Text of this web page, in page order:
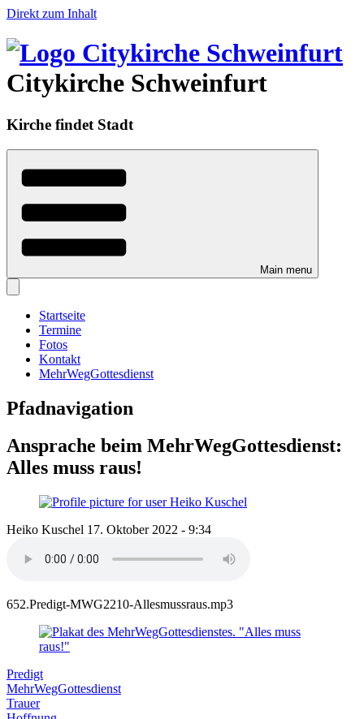
Direkt zum Inhalt
Citykirche Schweinfurt
Kirche findet Stadt
Main menu
Startseite
Termine
Fotos
Kontakt
MehrWegGottesdienst
Pfadnavigation
Ansprache beim MehrWegGottesdienst:
Alles muss raus!
Heiko Kuschel 17. Oktober 2022 - 9:34
652.Predigt-MWG2210-Allesmussraus.mp3
Predigt
MehrWegGottesdienst
Trauer